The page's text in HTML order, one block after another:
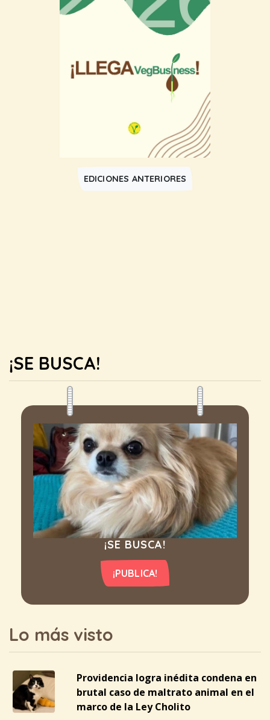
EDICIONES ANTERIORES
¡SE BUSCA!
¡SE BUSCA!
¡PUBLICA!
Lo más visto
Providencia logra inédita condena en
brutal caso de maltrato animal en el
marco de la Ley Cholito